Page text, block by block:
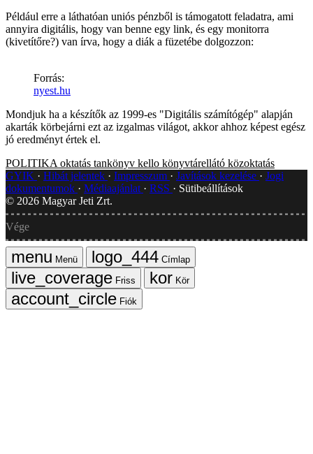
Például erre a láthatóan uniós pénzből is támogatott feladatra, ami
annyira digitális, hogy van benne egy link, és egy monitorra
(kivetítőre?) van írva, hogy a diák a füzetébe dolgozzon:
Forrás:
nyest.hu
Mondjuk ha a készítők az 1999-es "Digitális számítógép" alapján
akarták körbejárni ezt az izgalmas világot, akkor ahhoz képest egész
jó eredményt értek el.
POLITIKA oktatás tankönyv kello könyvtárellátó közoktatás
GYIK
Hibát jelentek Impresszum Javítások kezelése
Jogi
dokumentumok
Médiaajánlat RSS
Sütibeállítások
© 2026 Magyar Jeti Zrt.
Vége
Menü
Címlap
Friss
Kör
Fiók